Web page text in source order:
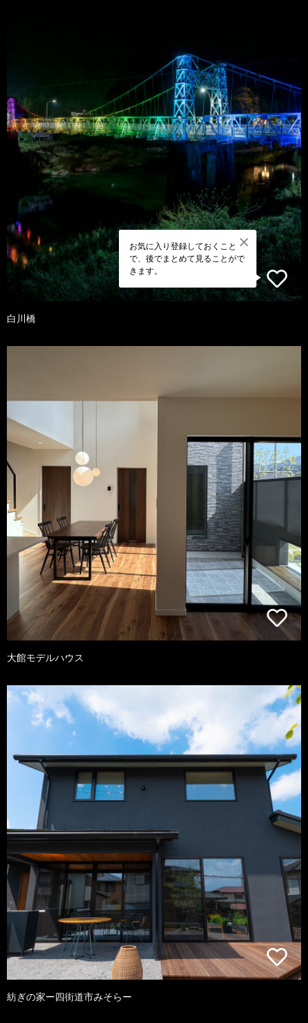
お気に入り登録しておくこと
で、後でまとめて見ることがで
きます。
白川橋
大館モデルハウス
紡ぎの家ー四街道市みそらー